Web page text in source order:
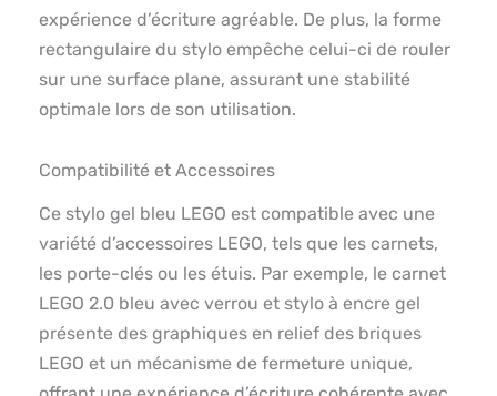
expérience d’écriture agréable. De plus, la forme
rectangulaire du stylo empêche celui-ci de rouler
sur une surface plane, assurant une stabilité
optimale lors de son utilisation.
Compatibilité et Accessoires
Ce stylo gel bleu LEGO est compatible avec une
variété d’accessoires LEGO, tels que les carnets,
les porte-clés ou les étuis. Par exemple, le carnet
LEGO 2.0 bleu avec verrou et stylo à encre gel
présente des graphiques en relief des briques
LEGO et un mécanisme de fermeture unique,